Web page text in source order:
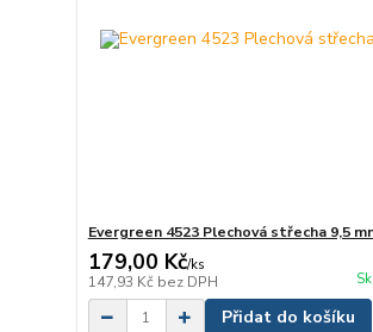
Evergreen 4523 Plechová střecha 9,5
179,00 Kč/ks
147,93 Kč bez DPH
Přidat do košíku